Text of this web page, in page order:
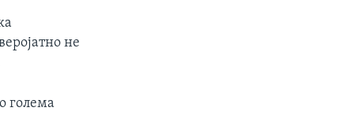
не
голема